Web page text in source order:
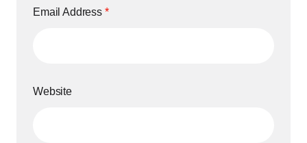
Email Address *
Website